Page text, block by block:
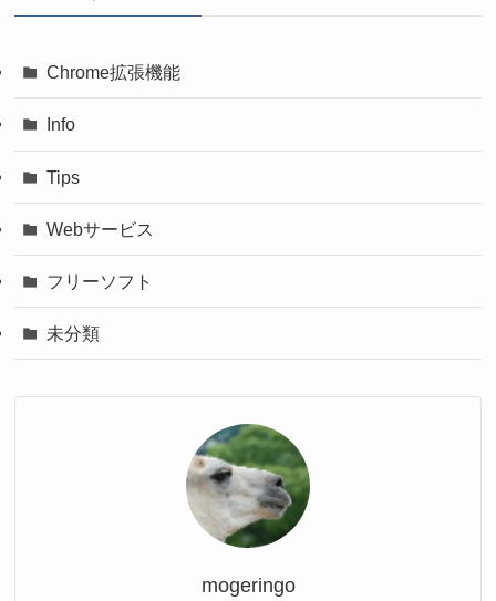
Chrome拡張機能
Info
Tips
Webサービス
フリーソフト
未分類
mogeringo